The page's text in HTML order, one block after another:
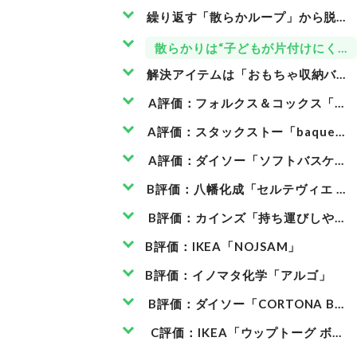
繰り返す「散らかループ」から脱出
散らかりは“子どもが片付けにくい
解決アイテムは「おもちゃ収納バス
A評価：フォルクス＆コックス「レ
A評価：スタックストー「baquet
A評価：ダイソー「ソフトバスケッ
B評価：八幡化成「セルテヴィエ バ
B評価：カインズ「持ち運びしやす
B評価：IKEA「NOJSAM」
B評価：イノマタ化学「アルゴ」
B評価：ダイソー「CORTONA BAG
C評価：IKEA「ウップトーグ ボッ